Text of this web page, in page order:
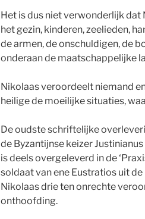
Het is dus niet verwonderlijk
het gezin, kinderen, zeelieden,
de armen, de onschuldigen, de
onderaan de maatschappelijke
Nikolaas veroordeelt niemand
heilige de moeilijke situaties,
De oudste schriftelijke
de Byzantijnse keizer
is deels overgeleverd in de
soldaat van ene Eustratios uit de
Nikolaas drie ten onrechte
onthoofding.